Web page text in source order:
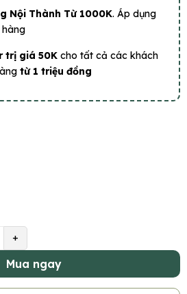
Nội Thành Từ 1000K. Áp dụng
trị giá 50K cho tất cả các khách
từ 1 triệu đồng
+
Mua ngay